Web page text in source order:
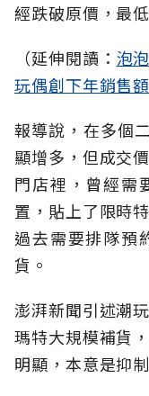
經跌破原價，最
（延伸閱讀： 泡
玩偶創下年銷售
報導說，在多個
顯增多，但成交
門店裡，曾經需
置，貼上了限時
過去需要排隊預
貨。
澎湃新聞引述潮
瑪特大規模補貨
明顯，本意是抑